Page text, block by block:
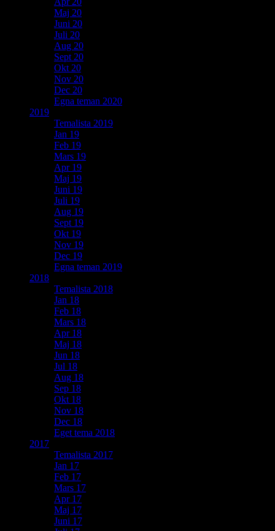
Maj 20
Juni 20
Juli 20
Aug 20
Sept 20
Okt 20
Nov 20
Dec 20
Egna teman 2020
2019
Temalista 2019
Jan 19
Feb 19
Mars 19
Apr 19
Maj 19
Juni 19
Juli 19
Aug 19
Sept 19
Okt 19
Nov 19
Dec 19
Egna teman 2019
2018
Temalista 2018
Jan 18
Feb 18
Mars 18
Apr 18
Maj 18
Jun 18
Jul 18
Aug 18
Sep 18
Okt 18
Nov 18
Dec 18
Eget tema 2018
2017
Temalista 2017
Jan 17
Feb 17
Mars 17
Apr 17
Maj 17
Juni 17